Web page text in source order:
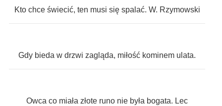
Kto chce świecić, ten musi się spalać. W. Rzymowski
Gdy bieda w drzwi zagląda, miłość kominem ulata.
Owca co miała złote runo nie była bogata. Lec